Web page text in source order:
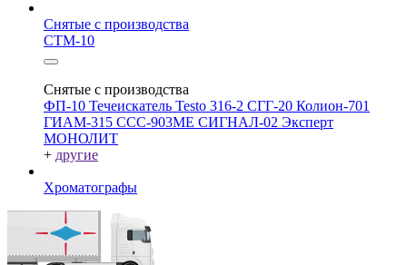
Снятые с производства
СТМ-10
Снятые с производства
ФП-10 Течеискатель Testo 316-2 СГГ-20 Колион-701
ГИАМ-315 ССС-903МЕ СИГНАЛ-02 Эксперт
МОНОЛИТ
+ другие
Хроматографы